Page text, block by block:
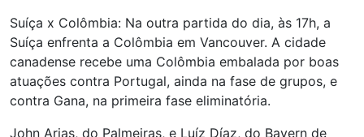
Suíça x Colômbia: Na outra partida do dia, às 17h, a
Suíça enfrenta a Colômbia em Vancouver. A cidade
canadense recebe uma Colômbia embalada por boas
atuações contra Portugal, ainda na fase de grupos, e
contra Gana, na primeira fase eliminatória.
John Arias, do Palmeiras, e Luíz Díaz, do Bayern de